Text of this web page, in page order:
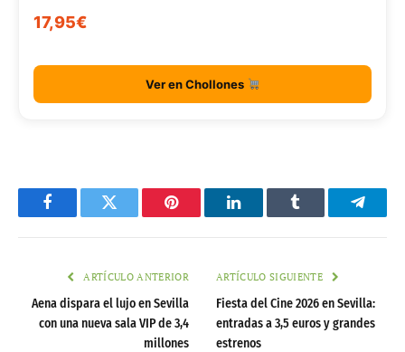
17,95€
Ver en Chollones
FacebookTwitter Pinterest LinkedInTumblr
ARTÍCULO ANTERIOR
Aena dispara el lujo en Sevilla
con una nueva sala VIP de 3,4
millones
ARTÍCULO SIGUIENTE
Fiesta del Cine 2026 en Sevilla:
entradas a 3,5 euros y grandes
estrenos